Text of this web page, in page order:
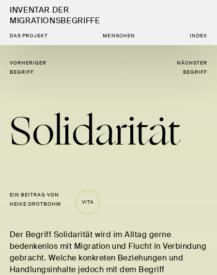
INVENTAR DER
MIGRATIONSBEGRIFFE
DAS PROJEKT MENSCHEN INDEX
Soli­da­ri­tät
VORHERIGER
BEGRIFF
NÄCHSTER
BEGRIFF
EIN BEITRAG VON
HEIKE DROTBOHM
VITA
Der Begriff Solidarität wird im Alltag gerne
bedenkenlos mit Migration und Flucht in Verbindung
gebracht. Welche konkreten Beziehungen und
Handlungsinhalte jedoch mit dem Begriff